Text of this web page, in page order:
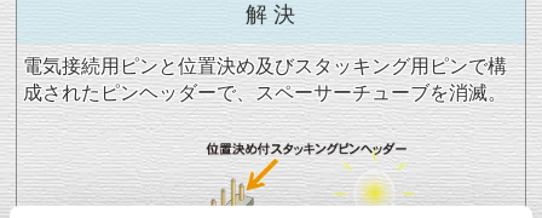
解 決
電気接続用ピンと位置決め及びスタッキング用ピンで構
成されたピンヘッダーで、スペーサーチューブを消滅。